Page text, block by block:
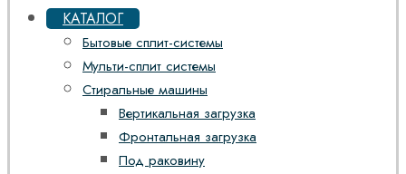
КАТАЛОГ
Бытовые сплит-системы
Мульти-сплит системы
Стиральные машины
Вертикальная загрузка
Фронтальная загрузка
Под раковину